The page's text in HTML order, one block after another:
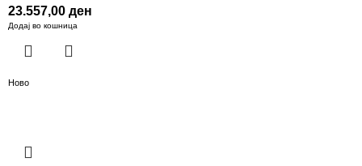
23.557,00 ден
Додај во кошница
Ново